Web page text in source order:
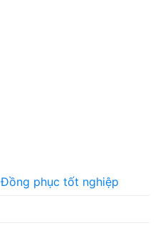
Đồng phục tốt nghiệp